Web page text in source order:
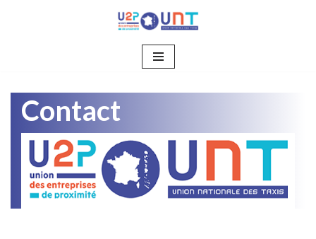
Contact